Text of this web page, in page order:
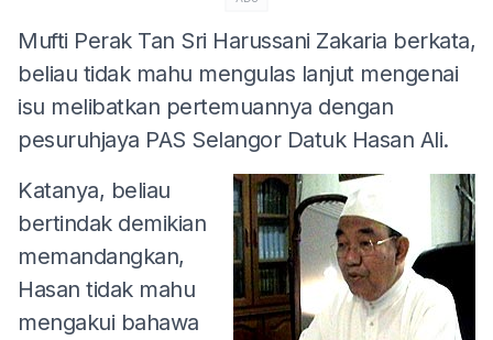
Mufti Perak Tan Sri Harussani Zakaria berkata,
beliau tidak mahu mengulas lanjut mengenai
isu melibatkan pertemuannya dengan
pesuruhjaya PAS Selangor Datuk Hasan Ali.
Katanya, beliau
bertindak demikian
memandangkan,
Hasan tidak mahu
mengakui bahawa